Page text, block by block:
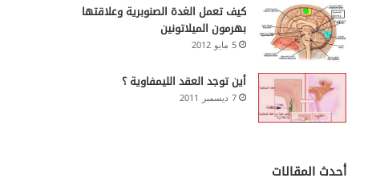
كيف تعمل الغدة الصنوبرية وعلاقتها
بهرمون الميلاتونين
5 مايو 2012
أين توجد العقد الليمفاوية ؟
7 ديسمبر 2011
أحدث المقالات